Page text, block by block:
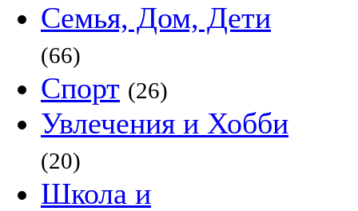
Семья, Дом, Дети
(66)
Спорт (26)
Увлечения и Хобби
(20)
Школа и